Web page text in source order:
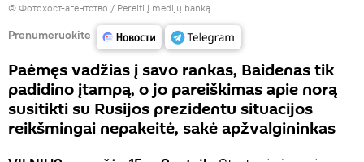
© Фотохост-агентство / Pereiti į medijų banką
Prenumeruokite
Paėmęs vadžias į savo rankas, Baidenas tik
padidino įtampą, o jo pareiškimas apie norą
susitikti su Rusijos prezidentu situacijos
reikšmingai nepakeitė, sakė apžvalgininkas